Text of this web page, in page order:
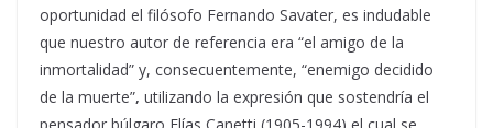
oportunidad el filósofo Fernando Savater, es indudable
que nuestro autor de referencia era “el amigo de la
inmortalidad” y, consecuentemente, “enemigo decidido
de la muerte”, utilizando la expresión que sostendría el